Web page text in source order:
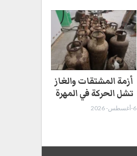
أزمة المشتقات والغاز
تشل الحركة في المهرة ​
6-أغسطس- 2026